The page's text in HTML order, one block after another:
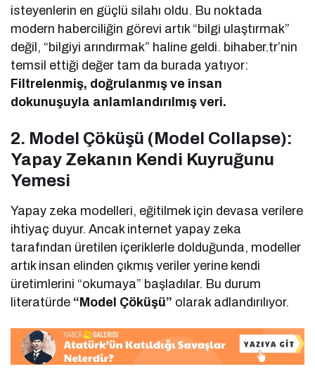
isteyenlerin en güçlü silahı oldu. Bu noktada
modern haberciliğin görevi artık “bilgi ulaştırmak”
değil, “bilgiyi arındırmak” haline geldi. bihaber.tr’nin
temsil ettiği değer tam da burada yatıyor:
Filtrelenmiş, doğrulanmış ve insan
dokunuşuyla anlamlandırılmış veri.
2. Model Çöküşü (Model Collapse):
Yapay Zekanın Kendi Kuyruğunu
Yemesi
Yapay zeka modelleri, eğitilmek için devasa verilere
ihtiyaç duyur. Ancak internet yapay zeka
tarafından üretilen içeriklerle dolduğunda, modeller
artık insan elinden çıkmış veriler yerine kendi
üretimlerini “okumaya” başladılar. Bu durum
literatürde “Model Çöküşü” olarak adlandırılıyor.